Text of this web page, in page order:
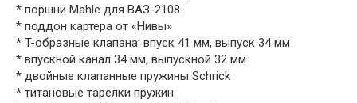
* поршни Mahle для ВАЗ-2108
* поддон картера от «Нивы»
* T-образные клапана: впуск 41 мм, выпуск 34 мм
* впускной канал 34 мм, выпускной 32 мм
* двойные клапанные пружины Schrick
* титановые тарелки пружин